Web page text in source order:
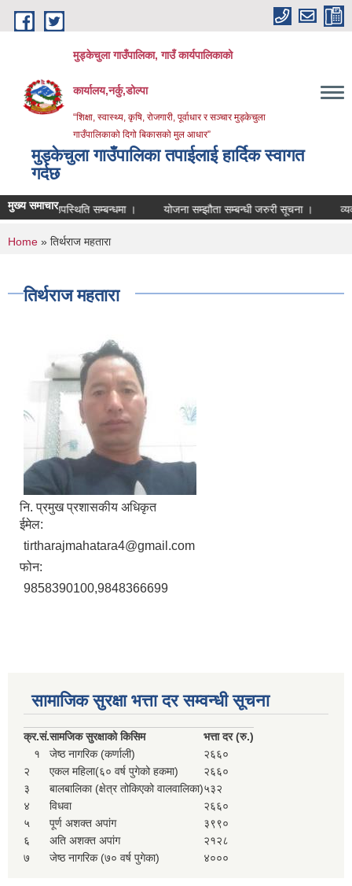
Skip to main content
मुड्केचुला गाउँपालिका, गाउँ कार्यपालिकाको
कार्यालय,नर्कु,डोल्पा
“शिक्षा, स्वास्थ्य, कृषि, रोजगारी, पूर्वाधार र सञ्चार मुड्केचुला
गाउँपालिकाको दिगो बिकासको मुल आधार”
मुड्केचुला गाउँपालिका तपाईलाई हार्दिक स्वागत
गर्दछ
मुख्य समाचार
उपस्थिति सम्बन्धमा । योजना सम्झौता सम्बन्धी जरुरी सूचना । व्यवशाय
You are here
Home » तिर्थराज महतारा
तिर्थराज महतारा
नि. प्रमुख प्रशासकीय अधिकृत
ईमेल:
tirtharajmahatara4@gmail.com
फोन:
9858390100,9848366699
सामाजिक सुरक्षा भत्ता दर सम्वन्धी सूचना
क्र.सं.सामजिक सुरक्षाको किसिम
भत्ता दर (रु.)
१
जेष्ठ नागरिक (कर्णाली)
२६६०
२
एकल महिला(६० वर्ष पुगेको हकमा)
२६६०
३
बालबालिका (क्षेत्र तोकिएको वालवालिका)५३२
४
विधवा
२६६०
५
पूर्ण अशक्त अपांग
३९९०
६
अति अशक्त अपांग
२१२८
७
जेष्ठ नागरिक (७० वर्ष पुगेका) ४०००